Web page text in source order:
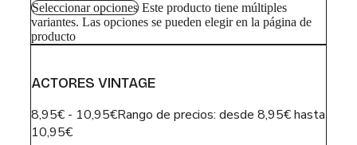
Seleccionar opciones Este producto tiene múltiples
variantes. Las opciones se pueden elegir en la página de
producto
ACTORES VINTAGE
8,95€ - 10,95€Rango de precios: desde 8,95€ hasta
10,95€